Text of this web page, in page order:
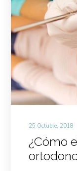
25 Octubre, 2018
¿Cómo